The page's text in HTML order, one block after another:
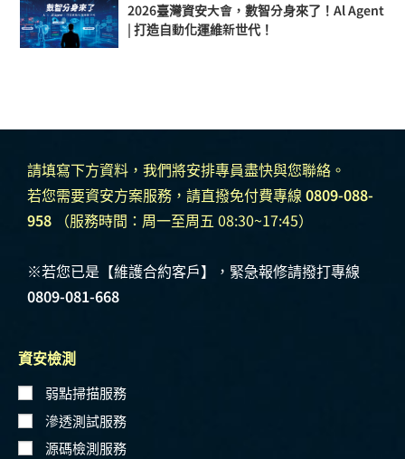
2026臺灣資安大會，數智分身來了！Al Agent
| 打造自動化運維新世代！
請填寫下方資料，我們將安排專員盡快與您聯絡。
若您需要資安方案服務，請直撥免付費專線 0809-088-
958 （服務時間：周一至周五 08:30~17:45）
※若您已是【維護合約客戶】，緊急報修請撥打專線
0809-081-668
資安檢測
弱點掃描服務
滲透測試服務
源碼檢測服務